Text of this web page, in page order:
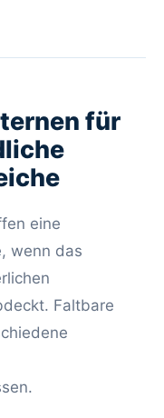
für
eine
wenn das
Faltbare